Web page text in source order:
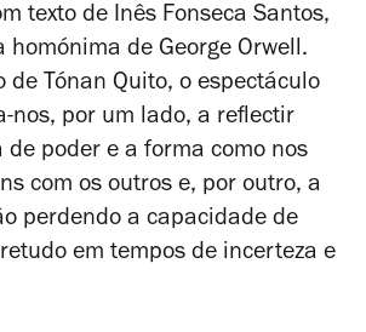
texto de Inês Fonseca Santos,
de George Orwell.
de Tónan Quito, o espectáculo
nos, por um lado, a reflectir
de poder e a forma como nos
com os outros e, por outro, a
perdendo a capacidade de
em tempos de incerteza e